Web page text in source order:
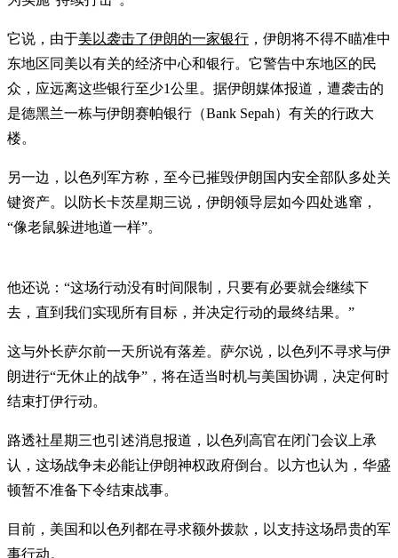
它说，由于美以袭击了伊朗的一家银行 ，伊朗将不得不瞄准中
东地区同美以有关的经济中心和银行。它警告中东地区的民
众，应远离这些银行至少1公里。据伊朗媒体报道，遭袭击的
是德黑兰一栋与伊朗赛帕银行（Bank Sepah）有关的行政大
楼。
另一边，以色列军方称，至今已摧毁伊朗国内安全部队多处关
键资产。以防长卡茨星期三说，伊朗领导层如今四处逃窜，
“像老鼠躲进地道一样”。
他还说：“这场行动没有时间限制，只要有必要就会继续下
去，直到我们实现所有目标，并决定行动的最终结果。”
这与外长萨尔前一天所说有落差。萨尔说，以色列不寻求与伊
朗进行“无休止的战争”，将在适当时机与美国协调，决定何时
结束打伊行动。
路透社星期三也引述消息报道，以色列高官在闭门会议上承
认，这场战争未必能让伊朗神权政府倒台。以方也认为，华盛
顿暂不准备下令结束战事。
目前，美国和以色列都在寻求额外拨款，以支持这场昂贵的军
事行动。